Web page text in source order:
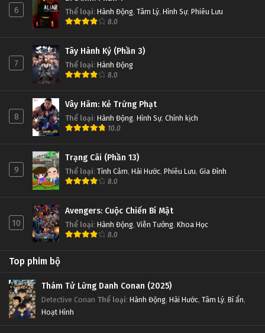
6 Thể loại: Hành Động, Tâm Lý, Hình Sự, Phiêu Lưu
8.0
7
Tây Hành Kỷ (Phần 3)
Thể loại: Hành Động
8.0
8
Vây Hãm: Kẻ Trừng Phạt
Thể loại: Hành Động, Hình Sự, Chính kịch
10.0
9
Trạng Cãi (Phần 13)
Thể loại: Tình Cảm, Hài Hước, Phiêu Lưu, Gia Đình
8.0
10
Avengers: Cuộc Chiến Bí Mật
Thể loại: Hành Động, Viễn Tưởng, Khoa Học
8.0
Top phim bộ
Thám Tử Lừng Danh Conan (2025)
Detective Conan Thể loại: Hành Động, Hài Hước, Tâm Lý, Bí ẩn,
Hoạt Hình